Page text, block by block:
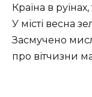
Країна в
У місті весна
Засмучено
про вітчизни